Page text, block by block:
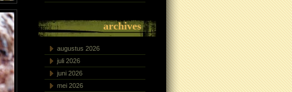
archives
augustus 2026
juli 2026
juni 2026
mei 2026